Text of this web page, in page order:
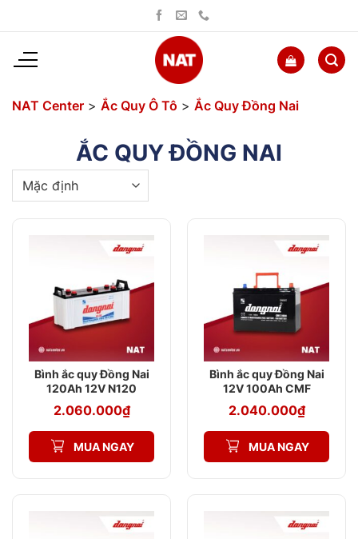
dung
NAT Center > Ắc Quy Ô Tô > Ắc Quy Đồng Nai
ẮC QUY ĐỒNG NAI
Bình ắc quy Đồng Nai
120Ah 12V N120
2.060.000₫
MUA NGAY
Bình ắc quy Đồng Nai
12V 100Ah CMF
31800
2.040.000₫
MUA NGAY